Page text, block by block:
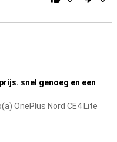
snel genoeg en een
OnePlus Nord CE4 Lite